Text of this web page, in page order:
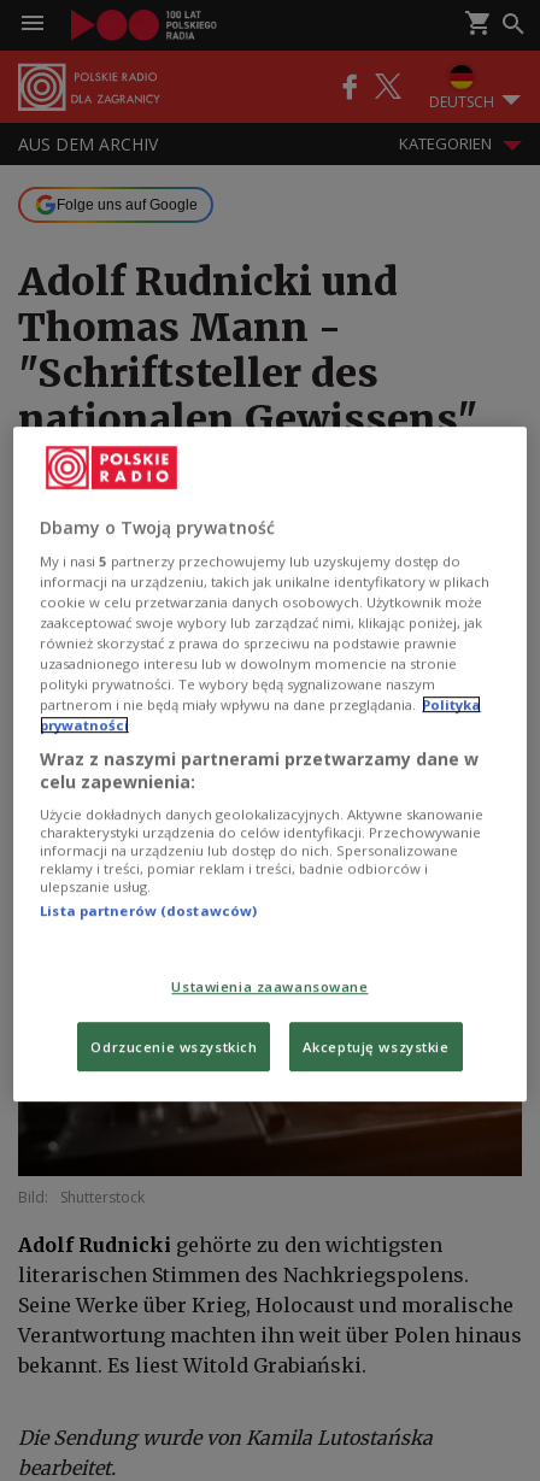
DEUTSCH
AUS DEM ARCHIV KATEGORIEN
Folge uns auf Google
Adolf Rudnicki und
Thomas Mann -
"Schriftsteller des
nationalen Gewissens"
27.05.2026 16:00
Wir erinnern an den polnischen Schriftsteller
Adolf Rudnicki. In einer Sendung aus dem Jahr
1956 wird er als „Schriftsteller des nationalen
Gewissens“ bezeichnet und mit Thomas Mann
verglichen.
AUDIO 1
 05'40
Adolf Rudnicki
Bild: Shutterstock
Adolf Rudnicki gehörte zu den wichtigsten
literarischen Stimmen des Nachkriegspolens.
Seine Werke über Krieg, Holocaust und moralische
Verantwortung machten ihn weit über Polen hinaus
bekannt. Es liest Witold Grabiański.
Die Sendung wurde von Kamila Lutostańska
bearbeitet.
Dbamy o Twoją prywatność
My i nasi5 partnerzy przechowujemy lub uzyskujemy dostęp do
informacji na urządzeniu, takich jak unikalne identyfikatory w plikach
cookie w celu przetwarzania danych osobowych. Użytkownik może
zaakceptować swoje wybory lub zarządzać nimi, klikając poniżej, jak
również skorzystać z prawa do sprzeciwu na podstawie prawnie
uzasadnionego interesu lub w dowolnym momencie na stronie
polityki prywatności. Te wybory będą sygnalizowane naszym
partnerom i nie będą miały wpływu na dane przeglądania.
Polityka
prywatności
Wraz z naszymi partnerami przetwarzamy dane w
celu zapewnienia:
Użycie dokładnych danych geolokalizacyjnych. Aktywne skanowanie
charakterystyki urządzenia do celów identyfikacji. Przechowywanie
informacji na urządzeniu lub dostęp do nich. Spersonalizowane
reklamy i treści, pomiar reklam i treści, badnie odbiorców i
ulepszanie usług.
Lista partnerów (dostawców)
Ustawienia zaawansowane
Odrzucenie wszystkich Akceptuję wszystkie